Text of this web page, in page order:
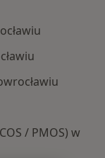
/ PMOS) w